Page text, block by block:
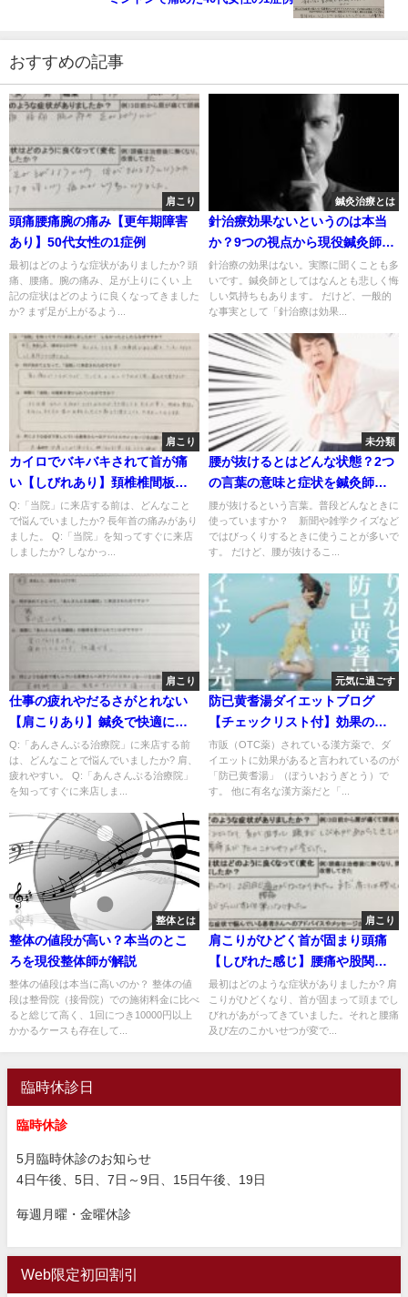
おすすめの記事
肩こり
頭痛腰痛腕の痛み【更年期障害
あり】50代女性の1症例
最初はどのような症状がありましたか? 頭
痛、腰痛。腕の痛み、足が上りにくい 上
記の症状はどのように良くなってきました
か? まず足が上がるよう...
鍼灸治療とは
針治療効果ないというのは本当
か？9つの視点から現役鍼灸師が
解説
針治療の効果はない。実際に聞くことも多
いです。鍼灸師としてはなんとも悲しく悔
しい気持ちもあります。 だけど、一般的
な事実として「針治療は効果...
肩こり
カイロでバキバキされて首が痛
い【しびれあり】頚椎椎間板症
と診断された30代女性
Q:「当院」に来店する前は、どんなこと
で悩んでいましたか? 長年首の痛みがあり
ました。 Q:「当院」を知ってすぐに来店
しましたか? しなかっ...
未分類
腰が抜けるとはどんな状態？2つ
の言葉の意味と症状を鍼灸師が
解説!
腰が抜けるという言葉。普段どんなときに
使っていますか？ 新聞や雑学クイズなど
ではびっくりするときに使うことが多いで
す。 だけど、腰が抜けるこ...
肩こり
仕事の疲れやだるさがとれない
【肩こりあり】鍼灸で快適にな
った一症例
Q:「あんさんぶる治療院」に来店する前
は、どんなことで悩んでいましたか? 肩、
疲れやすい。 Q:「あんさんぶる治療院」
を知ってすぐに来店しま...
元気に過ごす
防已黄耆湯ダイエットブログ
【チェックリスト付】効果の有
無を治療家が解説
市販（OTC薬）されている漢方薬で、ダ
イエットに効果があると言われているのが
「防已黄耆湯」（ぼういおうぎとう）で
す。 他に有名な漢方薬だと「...
整体とは
整体の値段が高い？本当のとこ
ろを現役整体師が解説
整体の値段は本当に高いのか？ 整体の値
段は整骨院（接骨院）での施術料金に比べ
ると総じて高く、1回につき10000円以上
かかるケースも存在して...
肩こり
肩こりがひどく首が固まり頭痛
【しびれた感じ】腰痛や股関節
の異常もあった４０代女性
最初はどのような症状がありましたか? 肩
こりがひどくなり、首が固まって頭までし
びれがあがってきていました。それと腰痛
及び左のこかいせつが変で...
臨時休診日
臨時休診
5月臨時休診のお知らせ
4日午後、5日、7日～9日、15日午後、19日
毎週月曜・金曜休診
Web限定初回割引